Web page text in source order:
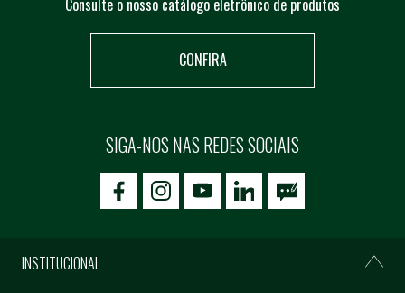
Consulte o nosso catálogo eletrônico de produtos
CONFIRA
SIGA-NOS NAS REDES SOCIAIS
icon-facebookicon-social02icon-social03
INSTITUCIONAL